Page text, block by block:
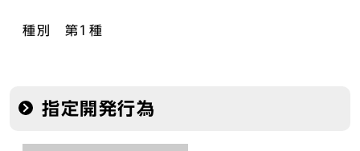
種別 第1種
指定開発行為